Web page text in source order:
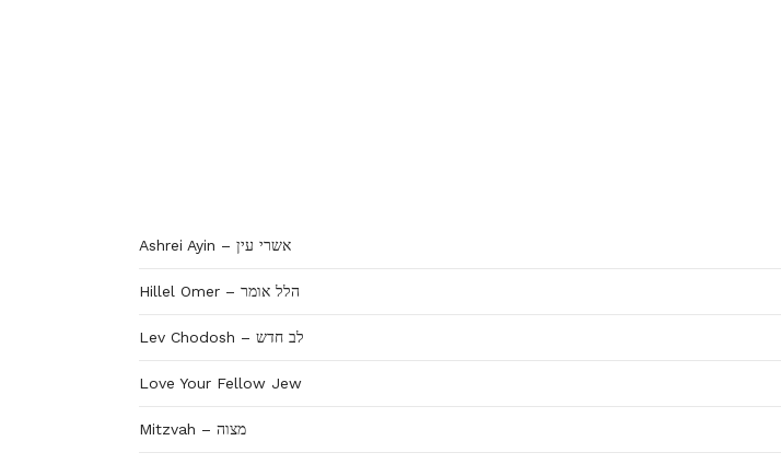
Ashrei Ayin – אשרי עין
Hillel Omer – הלל אומר
Lev Chodosh – לב חדש
Love Your Fellow Jew
Mitzvah – מצוה